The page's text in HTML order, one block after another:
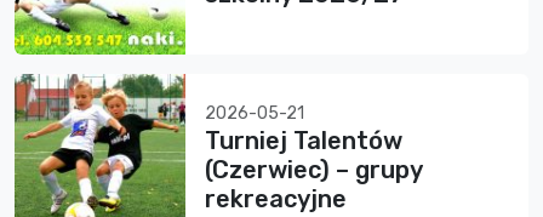
2026-05-21
Turniej Talentów
(Czerwiec) – grupy
rekreacyjne